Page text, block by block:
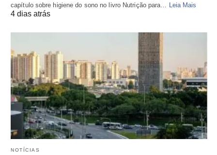
capítulo sobre higiene do sono no livro Nutrição para… Leia Mais
4 dias atrás
NOTÍCIAS